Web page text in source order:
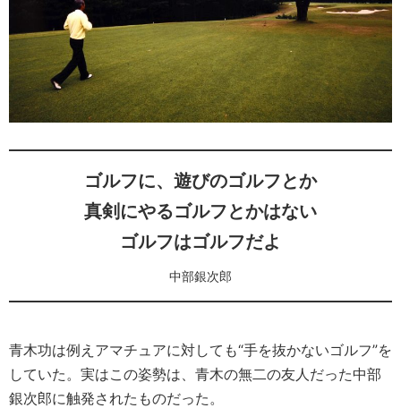
ゴルフに、遊びのゴルフとか
真剣にやるゴルフとかはない
ゴルフはゴルフだよ
中部銀次郎
青木功は例えアマチュアに対しても“手を抜かないゴルフ”を
していた。実はこの姿勢は、青木の無二の友人だった中部
銀次郎に触発されたものだった。